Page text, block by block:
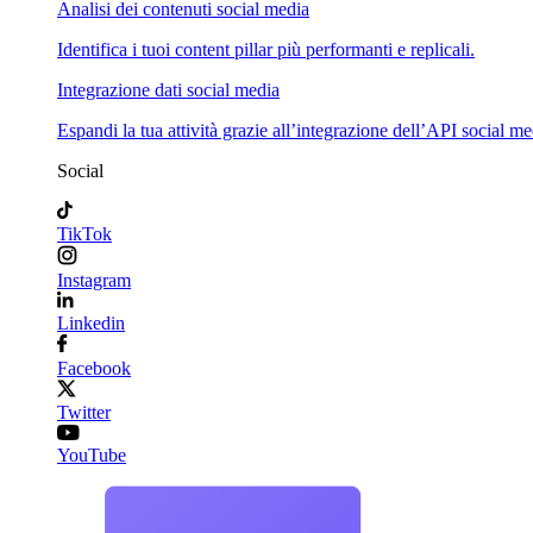
Analisi dei contenuti social media
Identifica i tuoi content pillar più performanti e replicali.
Integrazione dati social media
Espandi la tua attività grazie all’integrazione dell’API social
Social
TikTok
Instagram
Linkedin
Facebook
Twitter
YouTube